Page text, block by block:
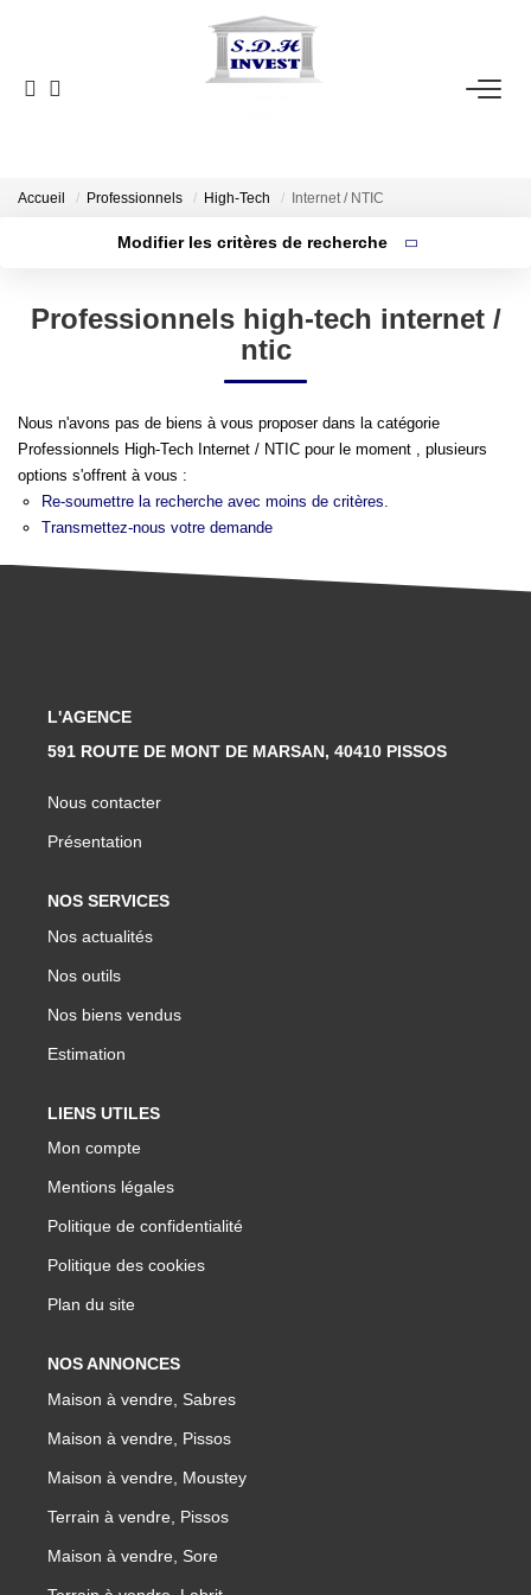
ACCUEIL
NOTRE AGENCE
NOS OUTILS
CONTACT
Accueil Professionnels High-Tech Internet / NTIC
Modifier les critères de recherche
Surface min
Plus de critères Créer une alerte
Professionnels high-tech internet /
ntic
Nous n'avons pas de biens à vous proposer dans la catégorie
Professionnels High-Tech Internet / NTIC pour le moment , plusieurs
options s'offrent à vous :
Re-soumettre la recherche avec moins de critères.
Transmettez-nous votre demande
L'AGENCE
591 ROUTE DE MONT DE MARSAN, 40410 PISSOS
Nous contacter
Présentation
NOS SERVICES
Nos actualités
Nos outils
Nos biens vendus
Estimation
LIENS UTILES
Mon compte
Mentions légales
Politique de confidentialité
Politique des cookies
Plan du site
NOS ANNONCES
Maison à vendre, Sabres
Maison à vendre, Pissos
Maison à vendre, Moustey
Terrain à vendre, Pissos
Maison à vendre, Sore